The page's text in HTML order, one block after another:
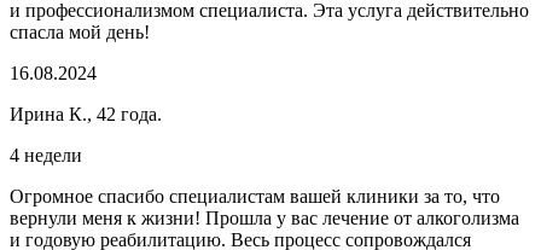
и профессионализмом специалиста. Эта услуга действительно
спасла мой день!
16.08.2024
Ирина К., 42 года.
4 недели
Огромное спасибо специалистам вашей клиники за то, что
вернули меня к жизни! Прошла у вас лечение от алкоголизма
и годовую реабилитацию. Весь процесс сопровождался